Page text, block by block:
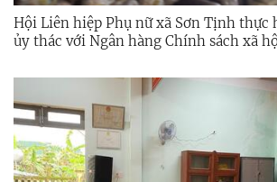
Hội Liên hiệp Phụ nữ xã Sơn Tịnh thực
ủy thác với Ngân hàng Chính sách xã